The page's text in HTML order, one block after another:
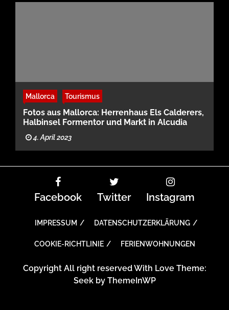
Mallorca Tourismus
Fotos aus Mallorca: Herrenhaus Els Calderers,
Halbinsel Formentor und Markt in Alcudia
4. April 2023
Facebook Twitter Instagram
IMPRESSUM DATENSCHUTZERKLÄRUNG
COOKIE-RICHTLINIE FERIENWOHNUNGEN
Copyright All right reserved With Love Theme:
Seek by ThemeInWP